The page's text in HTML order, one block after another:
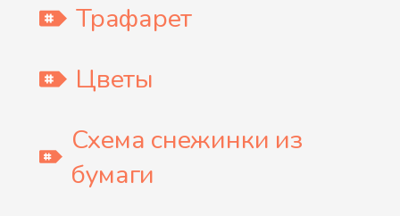
Трафарет
Цветы
Схема снежинки из
бумаги